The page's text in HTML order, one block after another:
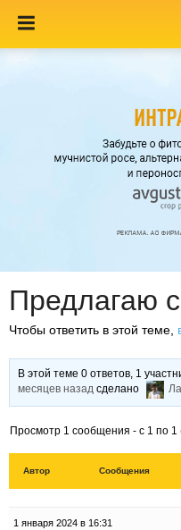
Предлагаю
Чтобы ответить в этой теме,
В этой теме 0 ответов, 1
месяцев назад сделано
Просмотр 1 сообщения - с 1 по 1
Автор Сообщения
1 января 2024 в 16:31